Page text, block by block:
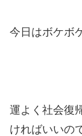
今日はボケボ
運よく社会復
ければいいの